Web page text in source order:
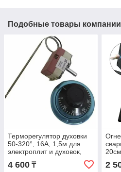
Подобные товары компании
Терморегулятор духовки
50-320°, 16А, 1,5м для
электроплит и духовок,
EP003, 16332, 250V
4 600 ₸ 2